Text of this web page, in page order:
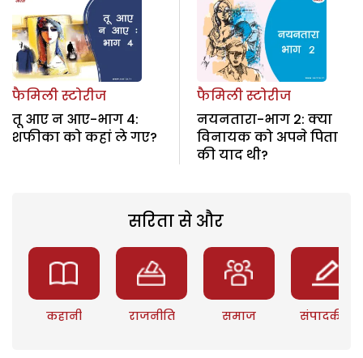
फैमिली स्टोरीज
तू आए न आए-भाग 4:
शफीका को कहां ले गए?
फैमिली स्टोरीज
नयनतारा-भाग 2: क्या
विनायक को अपने पिता
की याद थी?
सरिता से और
कहानी राजनीति समाज संपादकीय